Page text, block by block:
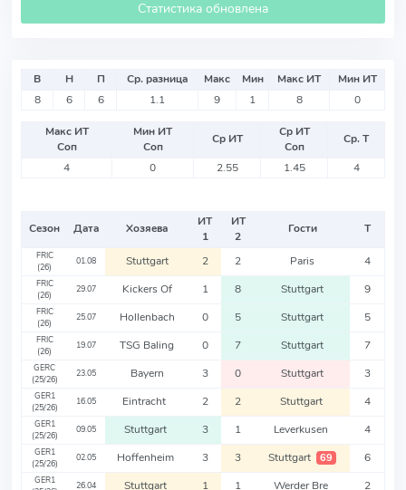
Статистика обновлена
В Н П Ср. разница Макс Мин Макс ИТ
Мин ИТ
8
6 6 1.1 9 1 8 0
Макс ИТ
Соп
Мин ИТ
Соп
Ср ИТ
Ср ИТ
Соп
Ср. Т
4
0 2.55 1.45 4
Сезон Дата Хозяева
ИТ
1
ИТ
2
Гости Т
FRIC
(26)
01.08 Stuttgart 2 2 Paris 4
FRIC
(26)
29.07 Kickers Of 1 8 Stuttgart 9
FRIC
(26)
25.07 Hollenbach 0 5 Stuttgart 5
FRIC
(26)
19.07 TSG Baling 0 7 Stuttgart 7
GERC
(25/26)
23.05 Bayern 3 0 Stuttgart 3
GER1
(25/26)
16.05 Eintracht 2 2 Stuttgart 4
GER1
(25/26)
09.05 Stuttgart 3 1 Leverkusen 4
GER1
(25/26)
02.05 Hoffenheim 3 3 Stuttgart 69 6
GER1
26.04 Stuttgart 1 1 Werder Bre 2